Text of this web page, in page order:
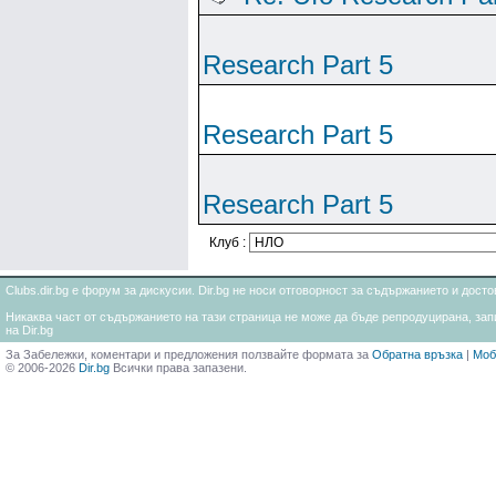
Research Part 5
Research Part 5
Research Part 5
Клуб :
Clubs.dir.bg е форум за дискусии. Dir.bg не носи отговорност за съдържанието и
Никаква част от съдържанието на тази страница не може да бъде репродуцирана,
на Dir.bg
За Забележки, коментари и предложения ползвайте формата за Обратна връзка |
© 2006-2026 Dir.bg Всички права запазени.